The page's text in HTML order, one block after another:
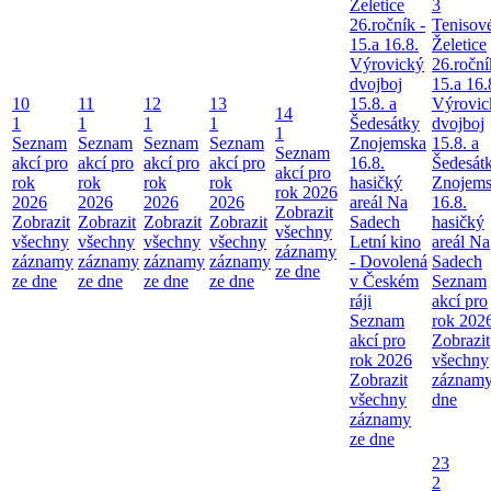
10
1
Seznam
akcí pro
rok
2026
Zobrazit
všechny
záznamy
ze dne
11
1
Seznam
akcí pro
rok
2026
Zobrazit
všechny
záznamy
ze dne
12
1
Seznam
akcí pro
rok
2026
Zobrazit
všechny
záznamy
ze dne
13
1
Seznam
akcí pro
rok
2026
Zobrazit
všechny
záznamy
ze dne
14
1
Seznam
akcí pro
rok 2026
Zobrazit
všechny
záznamy
ze dne
Želetice
26.ročník -
15.a 16.8.
Výrovický
dvojboj
15.8. a
Šedesátky
Znojemska
16.8.
hasičký
areál Na
Sadech
Letní kino
- Dovolená
v Českém
ráji
Seznam
akcí pro
rok 2026
Zobrazit
všechny
záznamy
ze dne
3
Želetice
15.a
dvojboj
15.8. a
16.8.
hasičký
areál Na
Sadech
Seznam
akcí pro
rok
Zobrazit
všechny
dne
23
2